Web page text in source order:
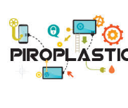
contenuto